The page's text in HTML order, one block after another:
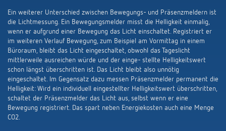
Ein weiterer Unterschied zwischen Bewegungs- und Präsenzmeldern ist
die Lichtmessung. Ein Bewegungsmelder misst die Helligkeit einmalig,
wenn er aufgrund einer Bewegung das Licht einschaltet. Registriert er
im weiteren Verlauf Bewegung, zum Beispiel am Vormittag in einem
Büroraum, bleibt das Licht eingeschaltet, obwohl das Tageslicht
mittlerweile ausreichen würde und der einge- stellte Helligkeitswert
schon längst überschritten ist. Das Licht bleibt also unnötig
eingeschaltet. Im Gegensatz dazu messen Präsenzmelder permanent die
Helligkeit: Wird ein individuell eingestellter Helligkeitswert überschritten,
schaltet der Präsenzmelder das Licht aus, selbst wenn er eine
Bewegung registriert. Das spart neben Energiekosten auch eine Menge
CO2.